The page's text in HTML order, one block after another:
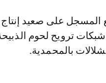
على صعيد إنتاج
ترويح لحوم
بالمحمدية.